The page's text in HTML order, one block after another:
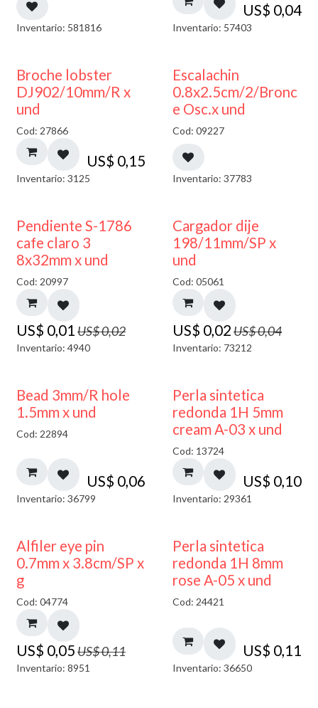
Inventario: 581816
US$ 0,04
Inventario: 57403
Broche lobster
DJ902/10mm/R x
und
Cod: 27866
US$ 0,15
Inventario: 3125
Escalachin
0.8x2.5cm/2/Bronc
e Osc.x und
Cod: 09227
Inventario: 37783
50% DESCUENTO
Pendiente S-1786
cafe claro 3
8x32mm x und
Cod: 20997
US$ 0,01US$0,02
Inventario: 4940
50% DESCUENTO
Cargador dije
198/11mm/SP x
und
Cod: 05061
US$ 0,02US$0,04
Inventario: 73212
Bead 3mm/R hole
1.5mm x und
Cod: 22894
US$ 0,06
Inventario: 36799
Perla sintetica
redonda 1H 5mm
cream A-03 x und
Cod: 13724
US$ 0,10
Inventario: 29361
50% DESCUENTO
Alfiler eye pin
0.7mm x 3.8cm/SP x
g
Cod: 04774
US$ 0,05US$0,11
Inventario: 8951
Perla sintetica
redonda 1H 8mm
rose A-05 x und
Cod: 24421
US$ 0,11
Inventario: 36650